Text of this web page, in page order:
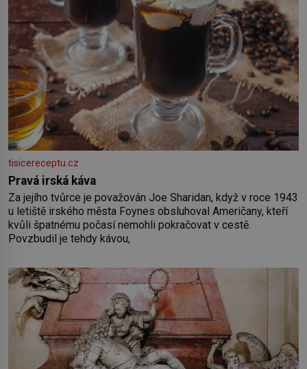
tisicereceptu.cz
Pravá irská káva
Za jejího tvůrce je považován Joe Sharidan, když v roce 1943
u letiště irského města Foynes obsluhoval Američany, kteří
kvůli špatnému počasí nemohli pokračovat v cestě.
Povzbudil je tehdy kávou,